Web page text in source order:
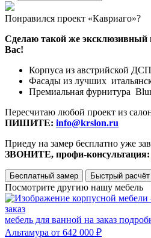
Понравился проект «Кавриаго»?
Сделаю такой же эксклюзивный
Вас!
Корпуса из австрийской
Фасады из лучших
Премиальная фурнитура
Пересчитаю любой проект из
ПИШИТЕ: info@krslon.ru
Приеду на замер бесплатно уже
ЗВОНИТЕ, профи-консультация:
Бесплатный замер Быстрый расчёт
Посмотрите другию нашу мебель
мебель для ванной на заказ
Альтамура от 642 000 ₽